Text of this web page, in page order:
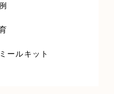
ールキット